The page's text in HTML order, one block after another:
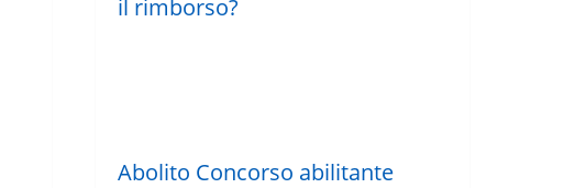
Abolito Concorso abilitante